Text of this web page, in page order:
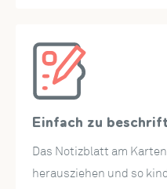
Die Popup Klappkarte hat
kommt mit einem
© I. Schmitt-Menzel / Friedrich
Einfach zu
Das Notizblatt am
herausziehen und so